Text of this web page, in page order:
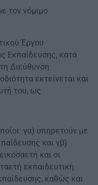
τον νόμιμο
Έργου
Εκπαίδευσης, κατά
Διεύθυνση
εκτείνεται και
του, ως
γα) υπηρετούν με
και γβ)
και οι
εκπαιδευτική
καθώς και